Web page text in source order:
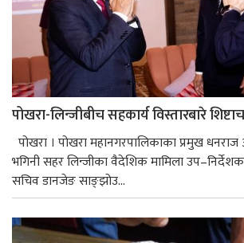
पोखरा-लिन्जीबीच सहकार्य विस्तारबारे
पोखरा । पोखरा महानगरपालिकाका प्रमुख
भगिनी सहर लिन्जीका वैदेशिक मामिला
सचिव डानजेङ साङ्झोउ...